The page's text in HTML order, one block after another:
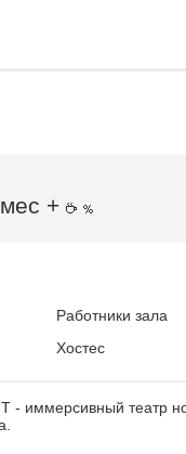
+
Работники зала
Хостес
- иммерсивный театр